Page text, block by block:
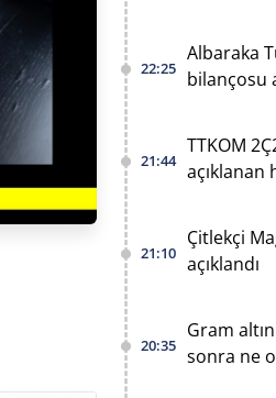
22:25
Albaraka
bilançosu
21:44
TTKOM
açıklanan
21:10
Çitlekçi
açıklandı
20:35
Gram
sonra ne